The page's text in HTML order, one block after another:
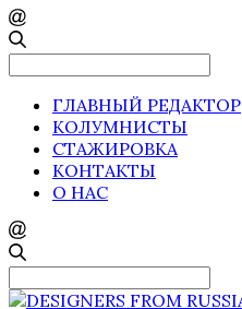
ГЛАВНЫЙ РЕДАКТОР
КОЛУМНИСТЫ
СТАЖИРОВКА
КОНТАКТЫ
О НАС
Search
for: